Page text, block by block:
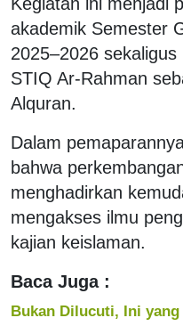
akademik Semester
2025–2026
STIQ Ar-Rahman
Alquran.
Dalam
bahwa
menghadirkan
mengakses ilmu
kajian keislaman.
Baca Juga :
Bukan Dilucuti, Ini